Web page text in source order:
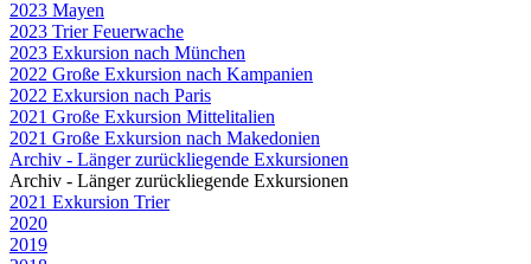
2023 Mayen
2023 Trier Feuerwache
2023 Exkursion nach München
2022 Große Exkursion nach Kampanien
2022 Exkursion nach Paris
2021 Große Exkursion Mittelitalien
2021 Große Exkursion nach Makedonien
Archiv - Länger zurückliegende Exkursionen
Archiv - Länger zurückliegende Exkursionen
2021 Exkursion Trier
2020
2019